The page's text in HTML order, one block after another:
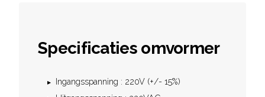
Specificaties omvormer
Ingangsspanning : 220V (+/- 15%)